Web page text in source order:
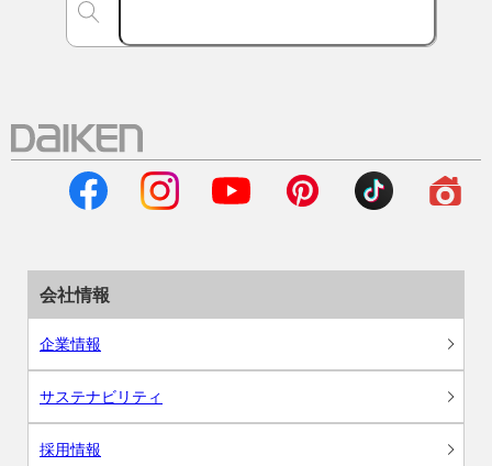
会社情報
企業情報
サステナビリティ
採用情報